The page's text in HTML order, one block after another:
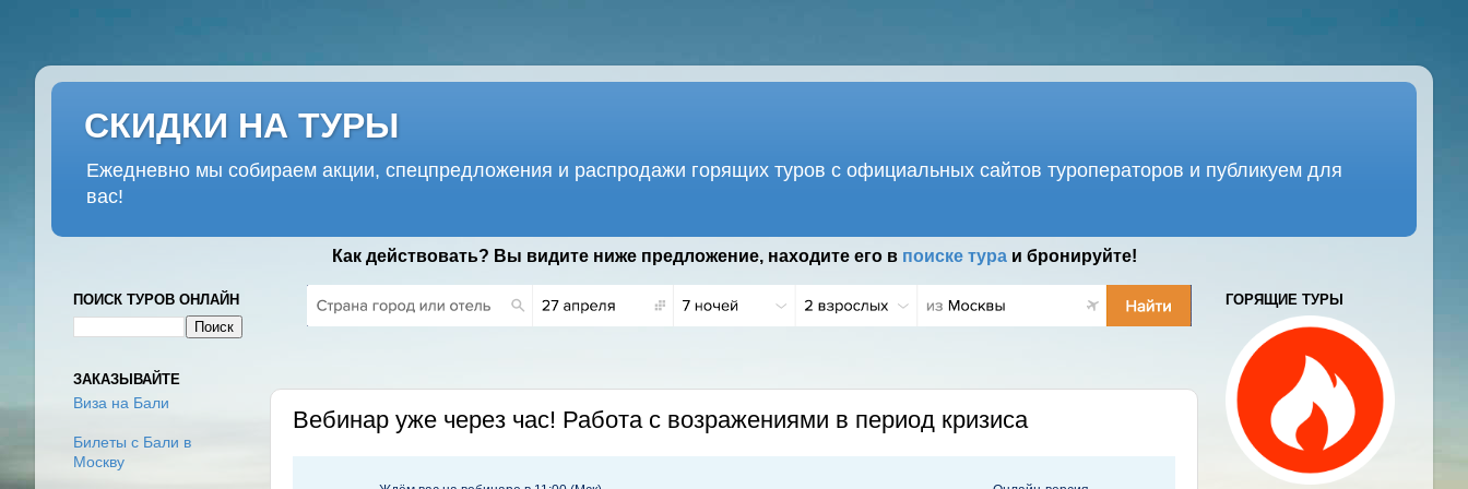
СКИДКИ НА ТУРЫ
Ежедневно мы собираем акции, спецпредложения и распродажи горящих туров с официальных сайтов туроператоров и публикуем для
вас!
Как действовать? Вы видите ниже предложение, находите его в поиске тураи бронируйте!
Вебинар уже через час! Работа с возражениями в период кризиса
ПОИСК ТУРОВ ОНЛАЙН
ЗАКАЗЫВАЙТЕ
Виза на Бали
Билеты с Бали в
Москву
ГОРЯЩИЕ ТУРЫ